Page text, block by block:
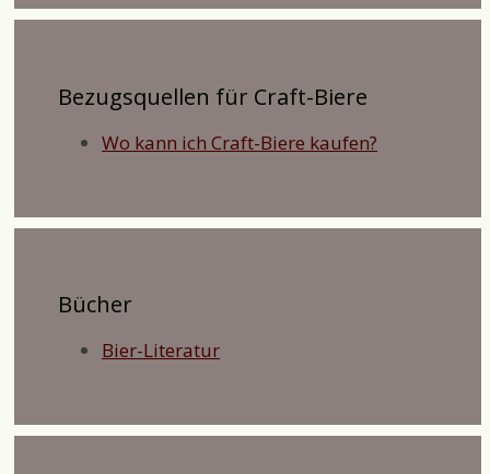
Bezugsquellen für Craft-Biere
Wo kann ich Craft-Biere kaufen?
Bücher
Bier-Literatur